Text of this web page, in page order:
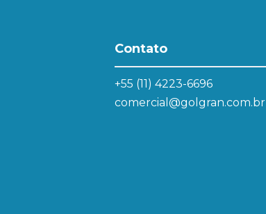
Contato
+55 (11) 4223-6696
comercial@golgran.com.br